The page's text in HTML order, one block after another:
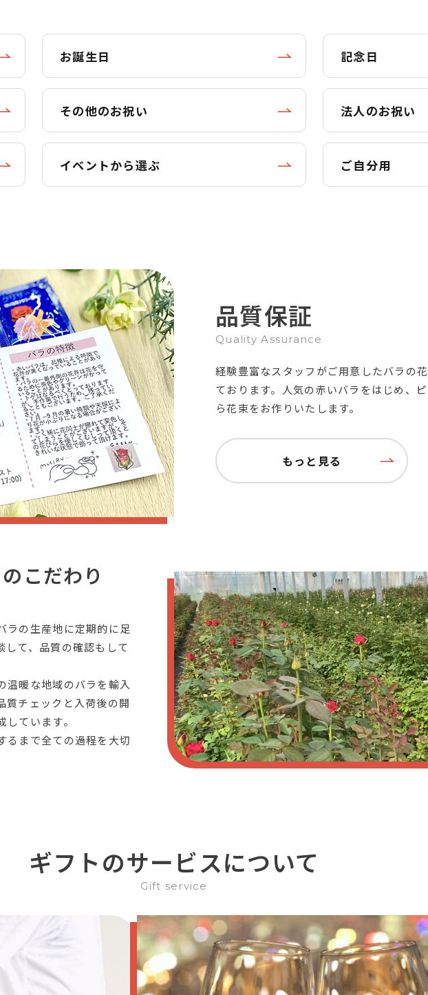
お誕生日 記念日
その他のお祝い 法人のお祝い
イベントから選ぶ ご自分用
品質保証
Quality Assurance
経験豊富なスタッフがご用意したバラの
ております。人気の赤いバラをはじめ、
ら花束をお作りいたします。
もっと見る
こだわり
ラの生産地に定期的に足
して、品質の確認もして
温暖な地域のバラを輸入
質チェックと入荷後の開
ています。
るまで全ての過程を大切
ギフトのサービスについて
Gift service